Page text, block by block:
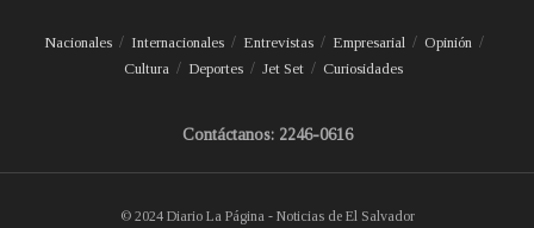
Nacionales Internacionales Entrevistas Empresarial
Opinión
Cultura
Deportes Jet Set Curiosidades
Contáctanos: 2246-0616
© 2024 Diario La Página - Noticias de El Salvador